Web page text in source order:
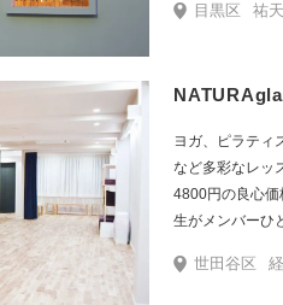
目黒区 祐
ヨガ、ピラティ
など多彩なレッ
4800円の良心
生がメンバーひ
北沢、三軒茶屋
世田谷区